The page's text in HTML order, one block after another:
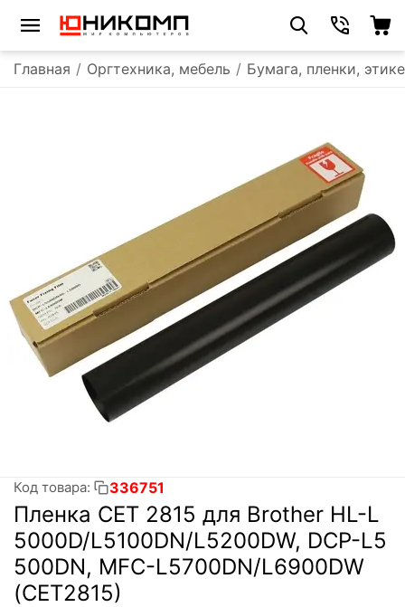
Главная / Оргтехника, мебель / Бумага, пленки,
Код товара: 336751
Пленка CET 2815 для Brother HL-L
5000D/L5100DN/L5200DW, DCP-L5
500DN, MFC-L5700DN/L6900DW
(CET2815)